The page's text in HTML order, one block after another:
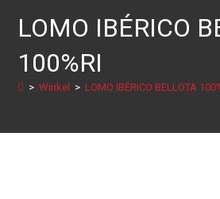
LOMO IBÉRICO
100%RI
> Winkel > LOMO IBÉRICO BELLOTA